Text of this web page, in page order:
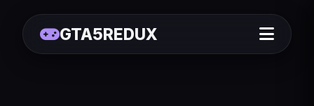
GTA5REDUX